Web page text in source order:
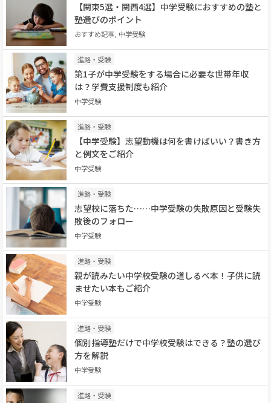
【関東5選・関西4選】中学受験におすすめの塾と
塾選びのポイント
おすすめ記事, 中学受験
進路・受験
第1子が中学受験をする場合に必要な世帯年収
は？学費支援制度も紹介
中学受験
進路・受験
【中学受験】志望動機は何を書けばいい？書き方
と例文をご紹介
中学受験
進路・受験
志望校に落ちた……中学受験の失敗原因と受験失
敗後のフォロー
中学受験
進路・受験
親が読みたい中学校受験の道しるべ本！子供に読
ませたい本もご紹介
中学受験
進路・受験
個別指導塾だけで中学校受験はできる？塾の選び
方を解説
中学受験
進路・受験